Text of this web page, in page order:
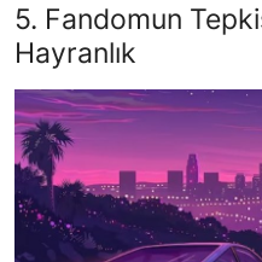
5. Fandomun
Hayranlık